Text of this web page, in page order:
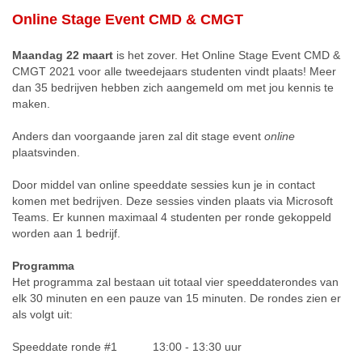
Online Stage Event CMD & CMGT
Maandag 22 maart is het zover. Het Online Stage Event CMD &
CMGT 2021 voor alle tweedejaars studenten vindt plaats! Meer
dan 35 bedrijven hebben zich aangemeld om met jou kennis te
maken.
Anders dan voorgaande jaren zal dit stage event online
plaatsvinden.
Door middel van online speeddate sessies kun je in contact
komen met bedrijven. Deze sessies vinden plaats via Microsoft
Teams. Er kunnen maximaal 4 studenten per ronde gekoppeld
worden aan 1 bedrijf.
Programma
Het programma zal bestaan uit totaal vier speeddaterondes van
elk 30 minuten en een pauze van 15 minuten. De rondes zien er
als volgt uit:
Speeddate ronde #1 13:00 - 13:30 uur